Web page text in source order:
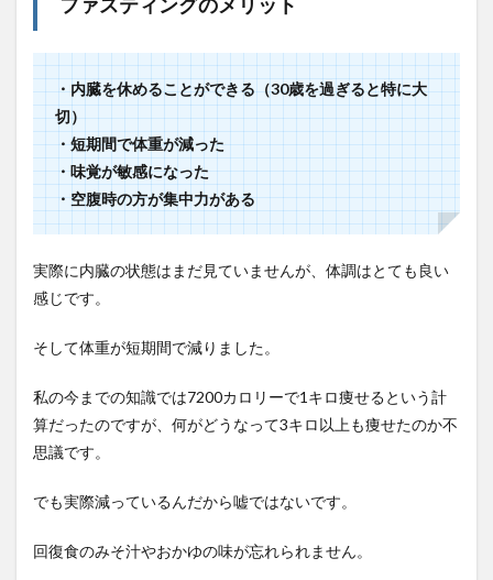
ファスティングのメリット
・内臓を休めることができる（30歳を過ぎると特に大
切）
・短期間で体重が減った
・味覚が敏感になった
・空腹時の方が集中力がある
実際に内臓の状態はまだ見ていませんが、体調はとても良い
感じです。
そして体重が短期間で減りました。
私の今までの知識では7200カロリーで1キロ痩せるという計
算だったのですが、何がどうなって3キロ以上も痩せたのか不
思議です。
でも実際減っているんだから嘘ではないです。
回復食のみそ汁やおかゆの味が忘れられません。